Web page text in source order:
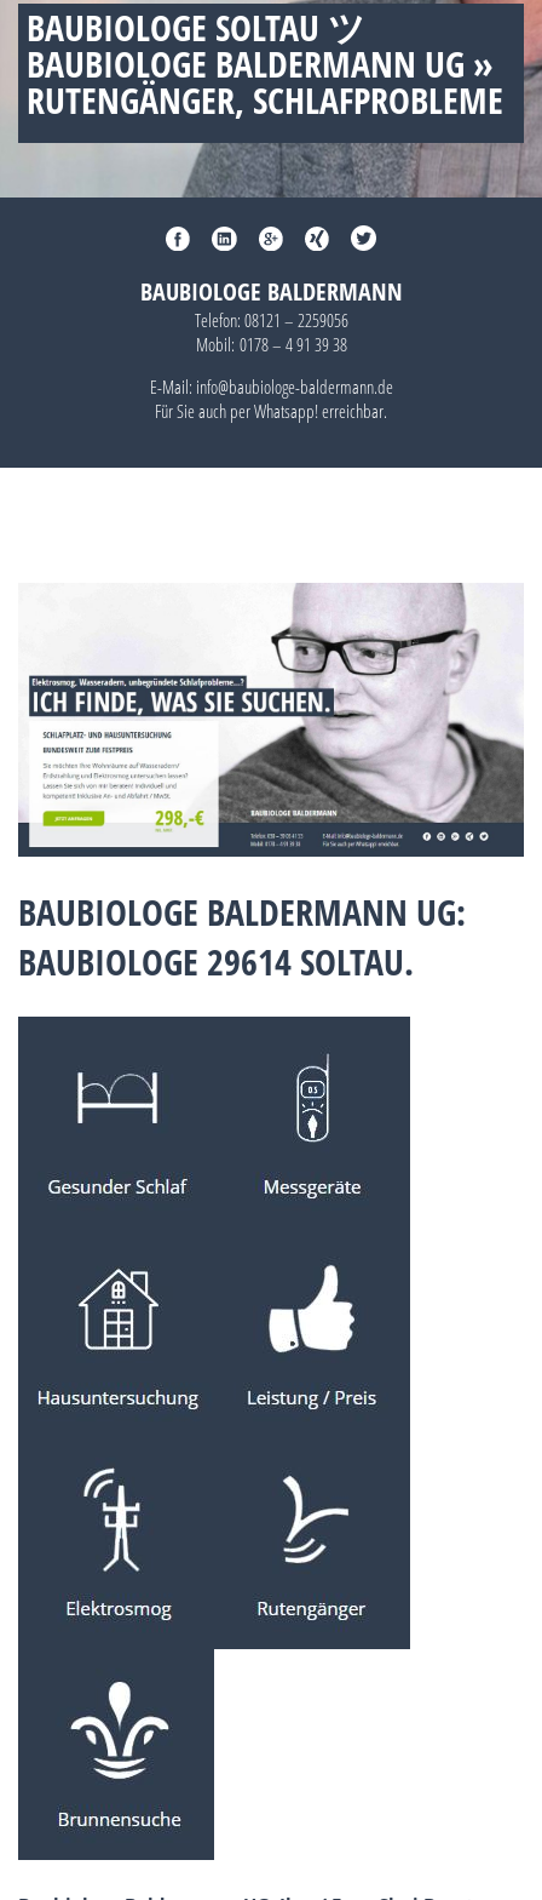
BAUBIOLOGE SOLTAU ツ
BAUBIOLOGE BALDERMANN UG »
RUTENGÄNGER, SCHLAFPROBLEME
BAUBIOLOGE BALDERMANN
Telefon: 08121 – 2259056
Mobil: 0178 – 4 91 39 38
E-Mail: info@baubiologe-baldermann.de
Für Sie auch perWhatsapp!erreichbar.
BAUBIOLOGE BALDERMANN UG:
BAUBIOLOGE 29614 SOLTAU.